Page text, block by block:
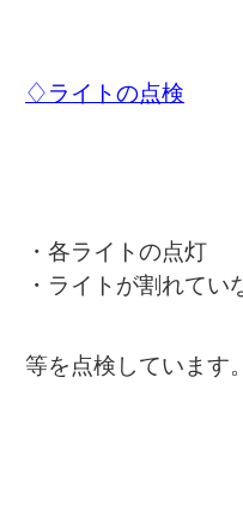
♢ライトの点検
・各ライトの点灯
・ライトが割れてい
等を点検しています。